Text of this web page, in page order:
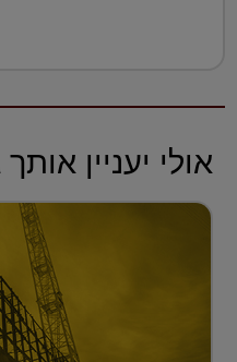
אולי יעניין